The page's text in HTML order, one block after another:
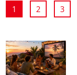
1 2 3